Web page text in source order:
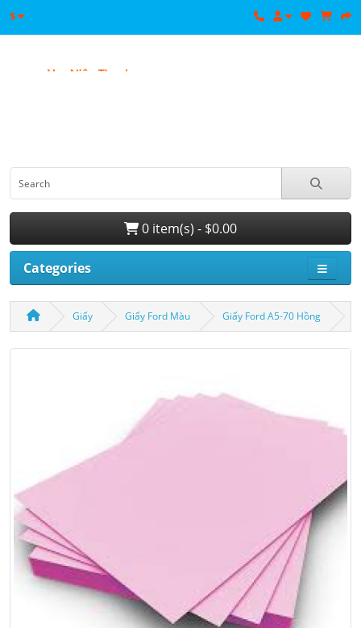
$
0 item(s) - $0.00
Categories
Giấy Giấy Ford Màu Giấy Ford A5-70 Hồng